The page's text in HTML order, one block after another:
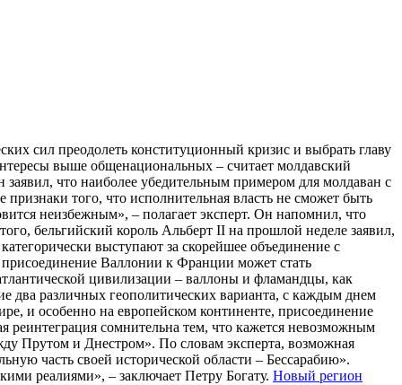
сил преодолеть конституционный кризис и выбрать главу
выше общенациональных – считает молдавский
что наиболее убедительным примером для молдаван с
признаки того, что исполнительная власть не сможет быть
неизбежным», – полагает эксперт. Он напомнил, что
бельгийский король Альберт II на прошлой неделе заявил,
выступают за скорейшее объединение с
Валлонии к Франции может стать
цивилизации – валлоны и фламандцы, как
два различных геополитических варианта, с каждым днем
и особенно на европейском континенте, присоединение
реинтеграция сомнительна тем, что кажется невозможным
Прутом и Днестром». По словам эксперта, возможная
часть своей исторической области – Бессарабию».
реалиями», – заключает Петру Богату. Новый регион